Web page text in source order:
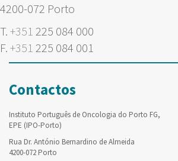
4200-072 Porto
T. +351 225 084 000
F. +351 225 084 001
Contactos
Instituto Português de Oncologia do Porto FG,
EPE (IPO-Porto)
Rua Dr. António Bernardino de Almeida
4200-072 Porto